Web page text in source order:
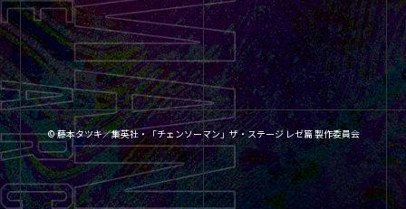
© 藤本タツキ／集英社・「チェンソーマン」ザ・ステージ レゼ篇 製作委員会